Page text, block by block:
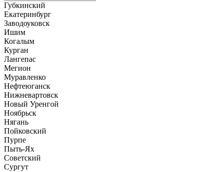
Губкинский
Екатеринбург
Заводоуковск
Ишим
Когалым
Курган
Лангепас
Мегион
Муравленко
Нефтеюганск
Нижневартовск
Новый Уренгой
Ноябрьск
Нягань
Пойковский
Пурпе
Пыть-Ях
Советский
Сургут